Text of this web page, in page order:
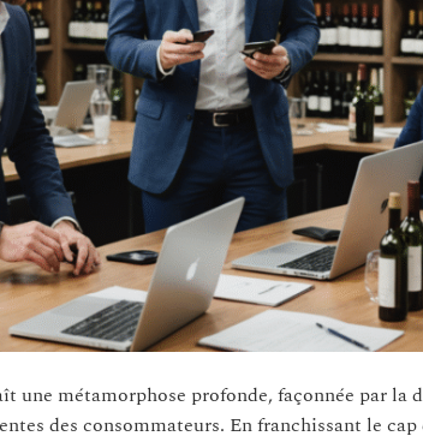
une métamorphose profonde, façonnée par
des consommateurs. En franchissant le